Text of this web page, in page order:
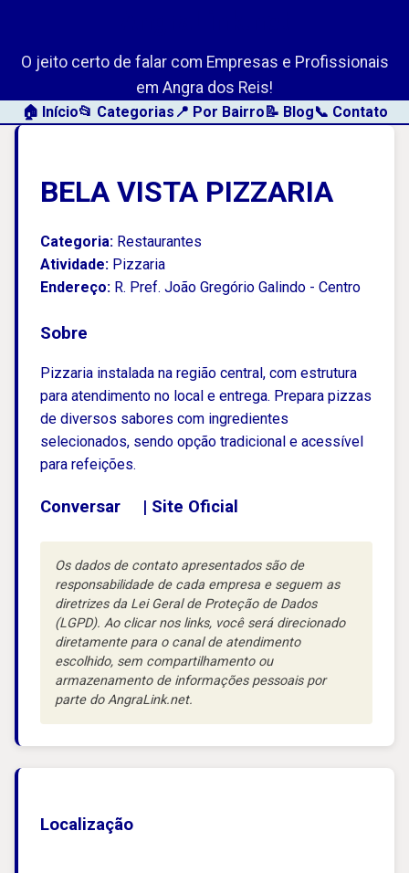
O jeito certo de falar com Empresas e Profissionais
em Angra dos Reis!
🏠 Início📂 Categorias 📍 Por Bairro📝 Blog📞 Contato
BELA VISTA PIZZARIA
Categoria: Restaurantes
Atividade: Pizzaria
Endereço: R. Pref. João Gregório Galindo - Centro
Sobre
Pizzaria instalada na região central, com estrutura
para atendimento no local e entrega. Prepara pizzas
de diversos sabores com ingredientes
selecionados, sendo opção tradicional e acessível
para refeições.
Conversar | Site Oficial
Os dados de contato apresentados são de
responsabilidade de cada empresa e seguem as
diretrizes da Lei Geral de Proteção de Dados
(LGPD). Ao clicar nos links, você será direcionado
diretamente para o canal de atendimento
escolhido, sem compartilhamento ou
armazenamento de informações pessoais por
parte do AngraLink.net.
Localização